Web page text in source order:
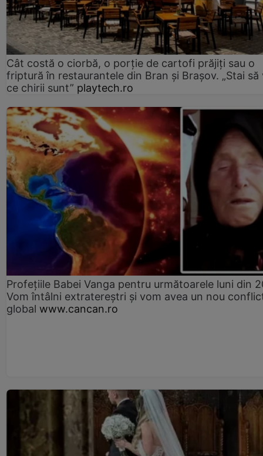
Cât costă o ciorbă, o porţie de cartofi prăjiţi sau o
friptură în restaurantele din Bran şi Braşov. „Stai să
ce chirii sunt” playtech.ro
Profețiile Babei Vanga pentru următoarele luni din
Vom întâlni extratereștri și vom avea un nou
global www.cancan.ro